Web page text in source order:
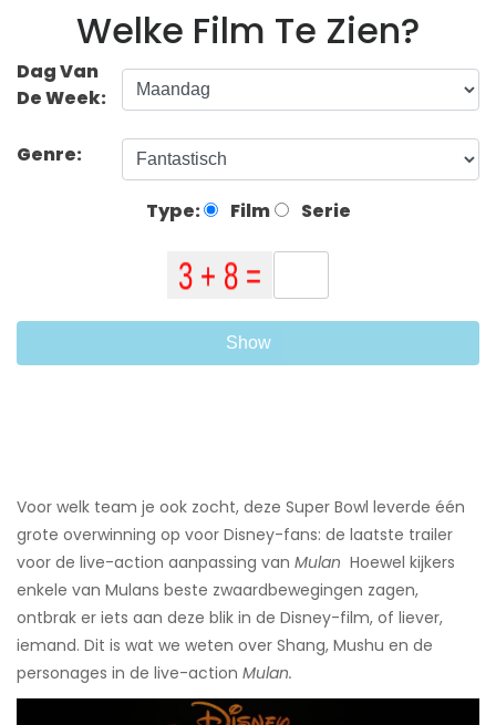
Welke Film Te Zien?
Dag Van
De Week:
Genre:
Type: Film Serie
Show
Voor welk team je ook zocht, deze Super Bowl leverde één
grote overwinning op voor Disney-fans: de laatste trailer
voor de live-action aanpassing van Mulan ​ Hoewel kijkers
enkele van Mulans beste zwaardbewegingen zagen,
ontbrak er iets aan deze blik in de Disney-film, of liever,
iemand. Dit is wat we weten over Shang, Mushu en de
personages in de live-action Mulan.